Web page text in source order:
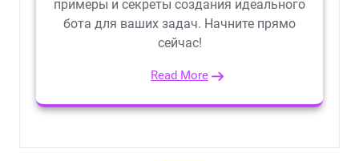
примеры и секреты создания идеального
бота для ваших задач. Начните прямо
сейчас!
Read More